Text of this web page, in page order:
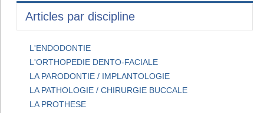
Articles par discipline
L'ENDODONTIE
L'ORTHOPEDIE DENTO-FACIALE
LA PARODONTIE / IMPLANTOLOGIE
LA PATHOLOGIE / CHIRURGIE BUCCALE
LA PROTHESE